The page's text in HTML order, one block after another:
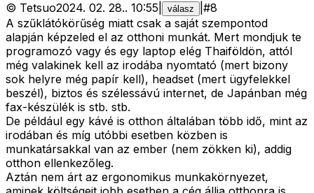
© Tetsuo2024. 02. 28.. 10:55 válasz #8
A szűklátókörűség miatt csak a saját szempontod
alapján képzeled el az otthoni munkát. Mert mondjuk te
programozó vagy és egy laptop elég Thaiföldön, attól
még valakinek kell az irodába nyomtató (mert bizony
sok helyre még papír kell), headset (mert ügyfelekkel
beszél), biztos és szélessávú internet, de Japánban még
fax-készülék is stb. stb.
De például egy kávé is otthon általában több idő, mint az
irodában és míg utóbbi esetben közben is
munkatársakkal van az ember (nem zökken ki), addig
otthon ellenkezőleg.
Aztán nem árt az ergonomikus munkakörnyezet,